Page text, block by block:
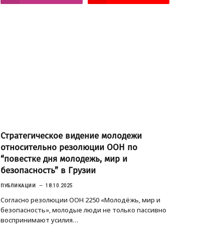
Стратегическое видение молодежи
относительно резолюции ООН по
“повестке дня молодежь, мир и
безопасность” в Грузии
ПУБЛИКАЦИИ 18.10.2025
Согласно резолюции ООН 2250 «Молодёжь, мир и
безопасность», молодые люди не только пассивно
воспринимают усилия…